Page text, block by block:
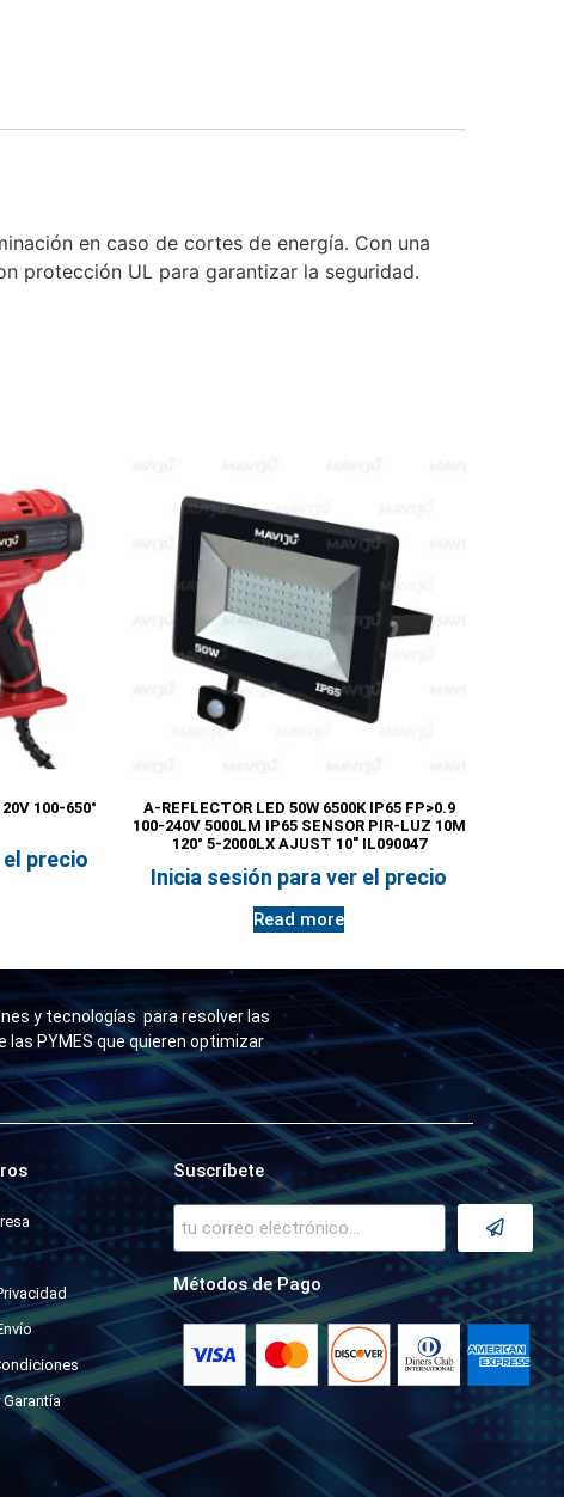
en caso de cortes de energía. Con una
protección UL para garantizar la seguridad.
100-650°
precio
A-REFLECTOR LED 50W 6500K IP65 FP>0.9
100-240V 5000LM IP65 SENSOR PIR-LUZ 10M
120° 5-2000LX AJUST 10″ IL090047
Inicia sesión para ver el precio
Read more
y tecnologías para resolver las
PYMES que quieren optimizar
Suscríbete
Métodos de Pago